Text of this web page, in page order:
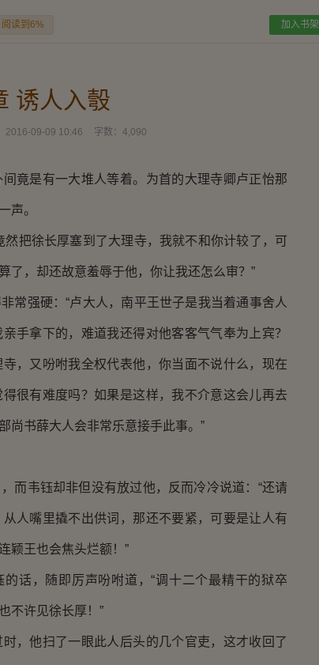
阅读到6% 加入书架
诱人入彀
2016-09-09 10:46 字数： 4,090
是有一大堆人等着。为首的大理寺卿卢正怡那
声。
把徐长厚塞到了大理寺，我就不和你计较了，可
了，却还故意羞辱于他，你让我还怎么审？”
强硬：“卢大人，南平王世子是我当着通事舍人
手拿下的，难道我还得对他客客气气奉为上宾？
，又吩咐我全权代表他，你当面不说什么，现在
很有难度吗？如果是这样，我不介意这会儿再去
尚书薛大人会非常乐意接手此事。”
韦钰却非但没有放过他，反而冷冷说道：“还请
人嘴里撬不出供词，那还不要紧，可要是让人有
颖王也会焦头烂额！”
话，随即厉声吩咐道，“调十二个最精干的狱卒
不许见徐长厚！”
他扫了一眼此人后头的几个官吏，这才收回了